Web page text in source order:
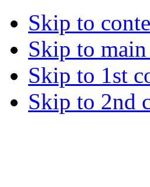
Skip to
Skip to
Skip to 1st
Skip to 2nd